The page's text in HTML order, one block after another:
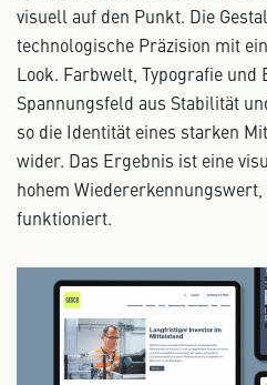
visuell auf den Punkt. Die
technologische Präzision mit
Look. Farbwelt, Typografie
Spannungsfeld aus Stabilität
so die Identität eines starken
wider. Das Ergebnis ist eine
hohem
funktioniert.